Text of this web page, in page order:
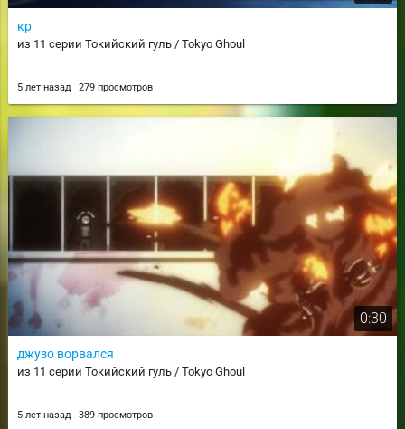
кр
из 11 серии Токийский гуль / Tokyo Ghoul
5 лет назад 279 просмотров
0:30
джузо ворвался
из 11 серии Токийский гуль / Tokyo Ghoul
5 лет назад 389 просмотров